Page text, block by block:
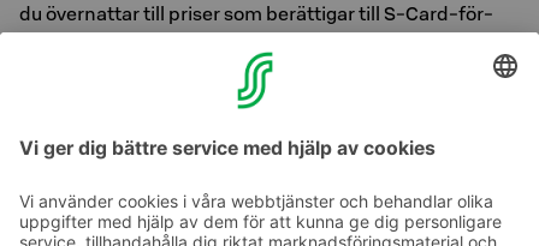
du över­nat­tar till pri­ser som be­rät­ti­gar till S-Card-för­
inte S-Card-ser­vice­för­må­ner­na).